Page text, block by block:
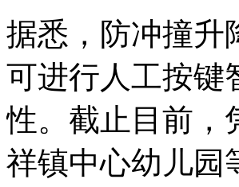
据悉，防冲撞升
可进行人工按键
性。截止目前，
祥镇中心幼儿园